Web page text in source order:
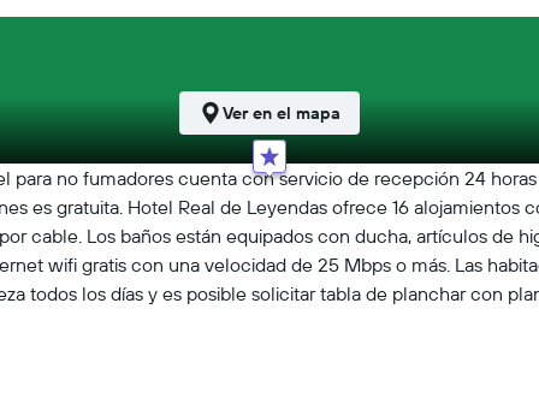
para no fumadores cuenta con servicio de recepción 24
es gratuita. Hotel Real de Leyendas ofrece 16 alojamientos
cable. Los baños están equipados con ducha, artículos de
wifi gratis con una velocidad de 25 Mbps o más. Las
todos los días y es posible solicitar tabla de planchar con
Ver en el mapa